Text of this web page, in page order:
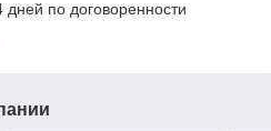
дней по договоренности